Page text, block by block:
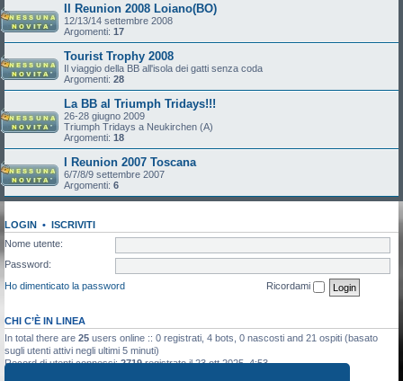
II Reunion 2008 Loiano(BO)
12/13/14 settembre 2008
Argomenti: 17
Tourist Trophy 2008
Il viaggio della BB all'isola dei gatti senza coda
Argomenti: 28
La BB al Triumph Tridays!!!
26-28 giugno 2009
Triumph Tridays a Neukirchen (A)
Argomenti: 18
I Reunion 2007 Toscana
6/7/8/9 settembre 2007
Argomenti: 6
LOGIN • ISCRIVITI
Nome utente:
Password:
Ho dimenticato la password
Ricordami
CHI C’È IN LINEA
In total there are 25 users online :: 0 registrati, 4 bots, 0 nascosti and 21 ospiti (basato
sugli utenti attivi negli ultimi 5 minuti)
Record di utenti connessi:2719registrato il 23 ott 2025, 4:53